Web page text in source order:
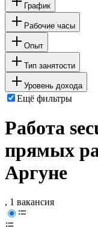
График
Рабочие часы
Опыт
Тип занятости
Уровень дохода
Ещё фильтры
Работа
прямых
Аргуне
, 1 вакансия